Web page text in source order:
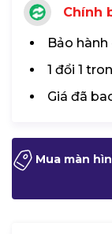
Chính
Bảo hành
1 đổi 1
Giá đã
Mua màn